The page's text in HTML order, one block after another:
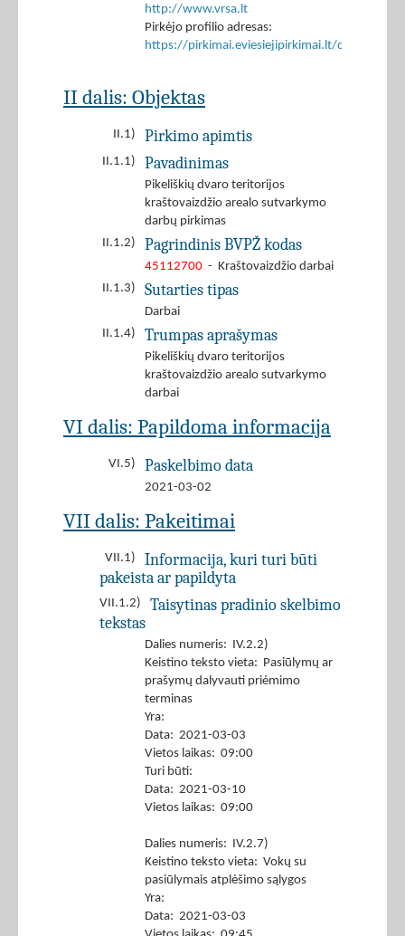
http://www.vrsa.lt
Pirkėjo profilio adresas:
https://pirkimai.eviesiejipirkimai.lt/ctm/
II dalis: Objektas
II.1) Pirkimo apimtis
II.1.1) Pavadinimas
Pikeliškių dvaro teritorijos
kraštovaizdžio arealo sutvarkymo
darbų pirkimas
II.1.2)
Pagrindinis BVPŽ kodas
45112700 - Kraštovaizdžio darbai
II.1.3)
Sutarties tipas
Darbai
II.1.4)
Trumpas aprašymas
Pikeliškių dvaro teritorijos
kraštovaizdžio arealo sutvarkymo
darbai
VI dalis: Papildoma informacija
VI.5) Paskelbimo data
2021-03-02
VII dalis: Pakeitimai
VII.1)
Informacija, kuri turi būti
pakeista ar papildyta
VII.1.2)
Taisytinas pradinio skelbimo
tekstas
Dalies numeris: IV.2.2)
Keistino teksto vieta: Pasiūlymų ar
prašymų dalyvauti priėmimo
terminas
Yra:
Data: 2021-03-03
Vietos laikas: 09:00
Turi būti:
Data: 2021-03-10
Vietos laikas: 09:00
Dalies numeris: IV.2.7)
Keistino teksto vieta: Vokų su
pasiūlymais atplėšimo sąlygos
Yra:
Data: 2021-03-03